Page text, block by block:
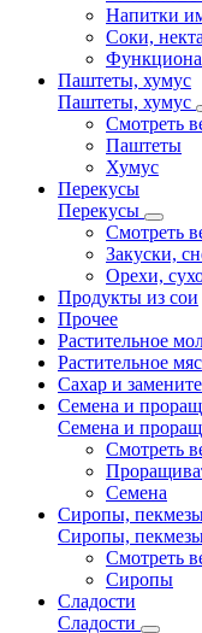
Напитки
Соки,
Паштеты, хумус
Паштеты, хумус
Смотреть
Паштеты
Хумус
Перекусы
Перекусы
Смотреть
Закуски,
Орехи,
Продукты из сои
Прочее
Растительное
Растительное
Сахар и
Семена и
Семена и
Смотреть
Семена
Сиропы,
Сиропы,
Смотреть
Сиропы
Сладости
Сладости